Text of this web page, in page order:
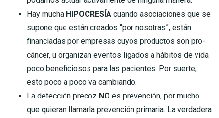
Hay mucha HIPOCRESÍA cuando asociaciones que se
supone que están creados “por nosotras”, están
financiadas por empresas cuyos productos son pro-
cáncer, u organizan eventos ligados a hábitos de vida
poco beneficiosos para las pacientes. Por suerte,
esto poco a poco va cambiando.
La detección precoz NO es prevención, por mucho
que quieran llamarla prevención primaria. La verdadera